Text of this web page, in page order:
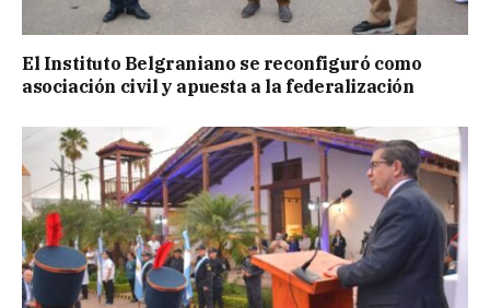
El Instituto Belgraniano se reconfiguró como
asociación civil y apuesta a la federalización